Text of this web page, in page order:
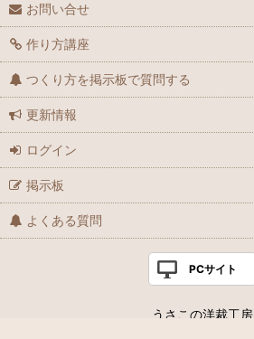
お問い合せ
作り方講座
つくり方を掲示板で質問する
更新情報
ログイン
掲示板
よくある質問
PCサイト
うさこの洋裁工房